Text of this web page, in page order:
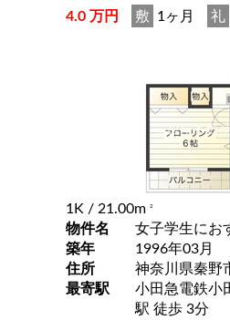
4.0 万円 敷 1ヶ月 礼
1K / 21.00m 2
物件名
女子学生にお
築年
1996年03月
住所
神奈川県秦野
最寄駅
小田急電鉄小
駅 徒歩 3分